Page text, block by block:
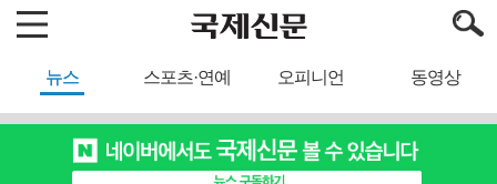
뉴스 스포츠·연예 오피니언 동영상